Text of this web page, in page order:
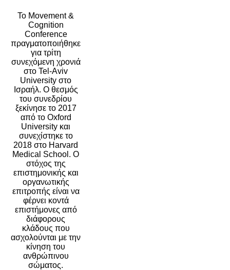
Το Movement &
Cognition
Conference
πραγματοποιήθηκε
για τρίτη
συνεχόμενη χρονιά
στο Tel-Aviv
University στο
Ισραήλ. Ο θεσμός
του συνεδρίου
ξεκίνησε το 2017
από το Oxford
University και
συνεχίστηκε το
2018 στο Harvard
Medical School. Ο
στόχος της
επιστημονικής και
οργανωτικής
επιτροπής είναι να
φέρνει κοντά
επιστήμονες από
διάφορους
κλάδους που
ασχολούνται με την
κίνηση του
ανθρώπινου
σώματος.